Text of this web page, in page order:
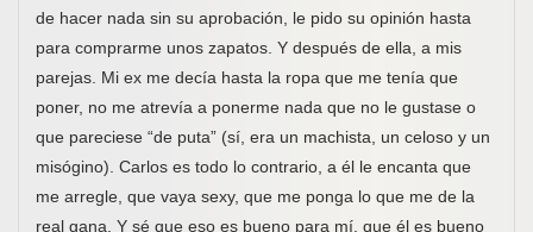
de hacer nada sin su aprobación, le pido su opinión hasta
para comprarme unos zapatos. Y después de ella, a mis
parejas. Mi ex me decía hasta la ropa que me tenía que
poner, no me atrevía a ponerme nada que no le gustase o
que pareciese “de puta” (sí, era un machista, un celoso y un
misógino). Carlos es todo lo contrario, a él le encanta que
me arregle, que vaya sexy, que me ponga lo que me de la
real gana. Y sé que eso es bueno para mí, que él es bueno